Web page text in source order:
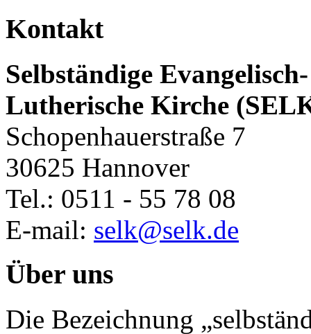
Kontakt
Selbständige Evangelisch-
Lutherische Kirche
Schopenhauerstraße 7
30625 Hannover
Tel.: 0511 - 55 78 08
E-mail: selk@selk.de
Über uns
Die Bezeichnung